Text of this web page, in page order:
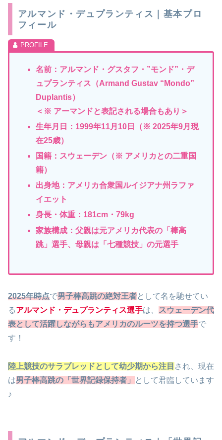
アルマンド・デュプランティス｜基本プロ
フィール
名前：アルマンド・グスタフ・”モンド”・デ
ュプランティス（Armand Gustav “Mondo”
Duplantis）
＜※ アーマンドと表記される場合もあり＞
生年月日：1999年11月10日（※ 2025年9月現
在25歳）
国籍：スウェーデン（※ アメリカとの二重国
籍）
出身地：アメリカ合衆国ルイジアナ州ラファ
イエット
身長・体重：181cm・79kg
家族構成：父親は元アメリカ代表の「棒高
跳」選手、母親は「七種競技」の元選手
2025年時点で男子棒高跳の絶対王者として名を馳せてい
るアルマンド・デュプランティス選手は、
スウェーデン代
表として活躍しながらもアメリカのルーツを持つ選手で
す！
陸上競技のサラブレッドとして幼少期から注目 され、現在
は男子棒高跳の「世界記録保持者」
として君臨しています
♪